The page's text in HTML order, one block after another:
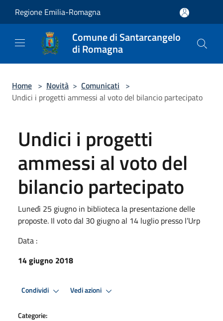
Regione Emilia-Romagna
Comune di Santarcangelo
di Romagna
Home > Novità > Comunicati >
Undici i progetti ammessi al voto del bilancio partecipato
Undici i progetti
ammessi al voto del
bilancio partecipato
Lunedì 25 giugno in biblioteca la presentazione delle
proposte. Il voto dal 30 giugno al 14 luglio presso l’Urp
Data :
14 giugno 2018
Condividi Vedi azioni
Categorie: